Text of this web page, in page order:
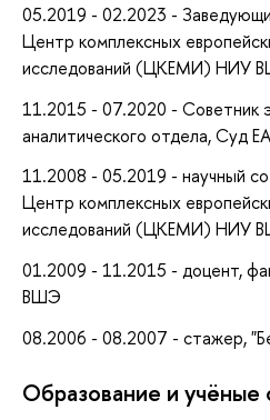
05.2019 - 02.2023 -
Центр комплексных
исследований (ЦКЕМИ) НИУ
11.2015 - 07.2020 - Советник
аналитического отдела, Суд
11.2008 - 05.2019 - научный
Центр комплексных
исследований (ЦКЕМИ) НИУ
01.2009 - 11.2015 - доцент,
ВШЭ
08.2006 - 08.2007 - стажер,
Oбразование и учёные